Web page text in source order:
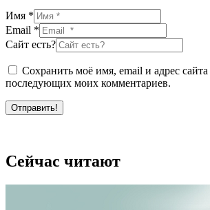
Имя *
Email *
Сайт есть?
Сохранить моё имя, email и адрес сайта
последующих моих комментариев.
Отправить!
Сейчас читают